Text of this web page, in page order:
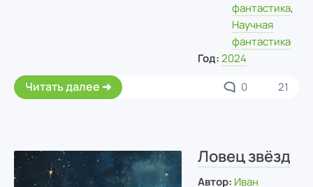
фантастика,
Научная
фантастика
Год: 2024
Читать далее 0 21
Ловец звёзд
Автор: Иван